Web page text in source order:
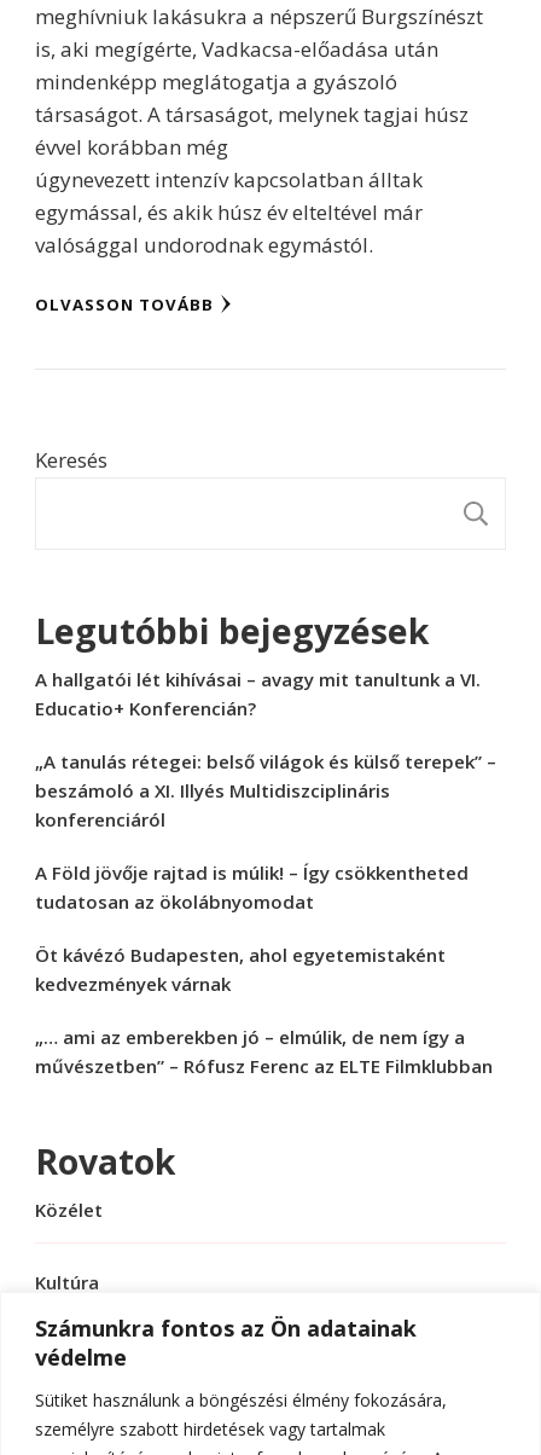
Számunkra fontos az Ön adatainak
védelme
Sütiket használunk a böngészési élmény fokozására,
személyre szabott hirdetések vagy tartalmak
meghívniuk lakásukra a népszerű Burgszínészt
is, aki megígérte, Vadkacsa-előadása után
mindenképp meglátogatja a gyászoló
társaságot. A társaságot, melynek tagjai húsz
évvel korábban még
úgynevezett intenzív kapcsolatban álltak
egymással, és akik húsz év elteltével már
valósággal undorodnak egymástól.
OLVASSON TOVÁBB
Keresés
Legutóbbi bejegyzések
A hallgatói lét kihívásai – avagy mit tanultunk a VI.
Educatio+ Konferencián?
„A tanulás rétegei: belső világok és külső terepek” –
beszámoló a XI. Illyés Multidiszciplináris
konferenciáról
A Föld jövője rajtad is múlik! – Így csökkentheted
tudatosan az ökolábnyomodat
Öt kávézó Budapesten, ahol egyetemistaként
kedvezmények várnak
„… ami az emberekben jó – elmúlik, de nem így a
művészetben” – Rófusz Ferenc az ELTE Filmklubban
Rovatok
Közélet
Kultúra
Sport
Tudomány